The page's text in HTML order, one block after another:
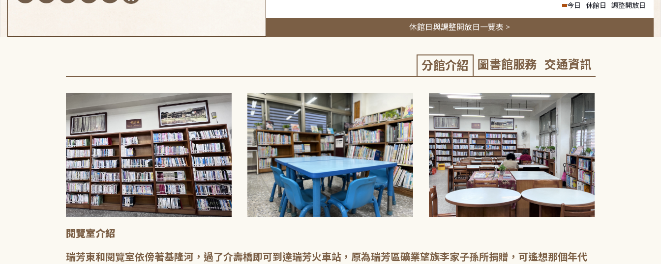
今日 休館日 調整開放日
休館日與調整開放日一覽表 >
分館介紹 圖書館服務 交通資訊
閱覽室介紹
瑞芳東和閱覽室依傍著基隆河，過了介壽橋即可到達瑞芳火車站，原為瑞芳區礦業望族李家子孫所捐贈，可遙想那個年代